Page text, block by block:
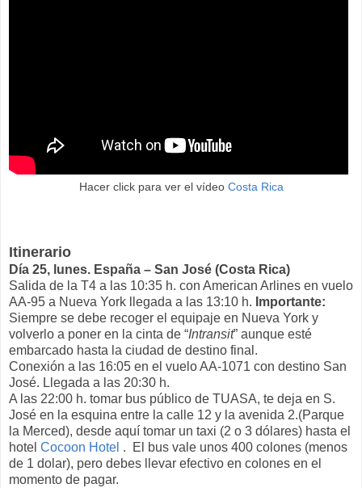
Hacer click para ver el vídeo Costa Rica
Itinerario
Día 25, lunes. España – San José (Costa Rica)
Salida de la T4 a las 10:35 h. con American Arlines en vuelo
AA-95 a Nueva York llegada a las 13:10 h. Importante:
Siempre se debe recoger el equipaje en Nueva York y
volverlo a poner en la cinta de “Intransit” aunque esté
embarcado hasta la ciudad de destino final.
Conexión a las 16:05 en el vuelo AA-1071 con destino San
José. Llegada a las 20:30 h.
A las 22:00 h. tomar bus público de TUASA, te deja en S.
José en la esquina entre la calle 12 y la avenida 2.(Parque
la Merced), desde aquí tomar un taxi (2 o 3 dólares) hasta el
hotel Cocoon Hotel . El bus vale unos 400 colones (menos
de 1 dolar), pero debes llevar efectivo en colones en el
momento de pagar.